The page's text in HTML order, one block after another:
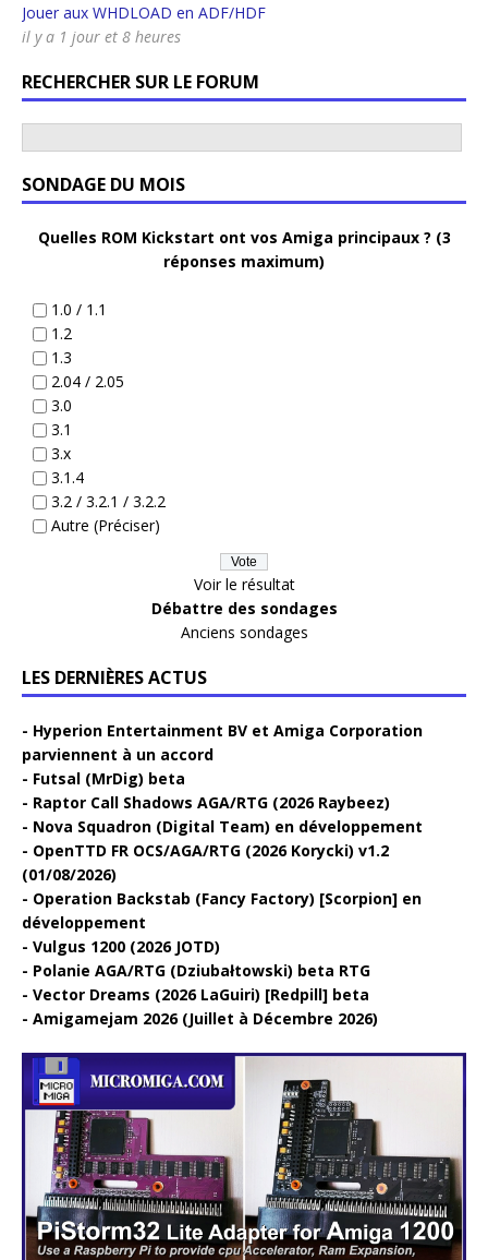
Jouer aux WHDLOAD en ADF/HDF
il y a 1 jour et 8 heures
RECHERCHER SUR LE FORUM
SONDAGE DU MOIS
Quelles ROM Kickstart ont vos Amiga principaux ? (3
réponses maximum)
1.0 / 1.1
1.2
1.3
2.04 / 2.05
3.0
3.1
3.x
3.1.4
3.2 / 3.2.1 / 3.2.2
Autre (Préciser)
Voir le résultat
Débattre des sondages
Anciens sondages
LES DERNIÈRES ACTUS
Hyperion Entertainment BV et Amiga Corporation
parviennent à un accord
Futsal (MrDig) beta
Raptor Call Shadows AGA/RTG (2026 Raybeez)
Nova Squadron (Digital Team) en développement
OpenTTD FR OCS/AGA/RTG (2026 Korycki) v1.2
(01/08/2026)
Operation Backstab (Fancy Factory) [Scorpion] en
développement
Vulgus 1200 (2026 JOTD)
Polanie AGA/RTG (Dziubałtowski) beta RTG
Vector Dreams (2026 LaGuiri) [Redpill] beta
Amigamejam 2026 (Juillet à Décembre 2026)